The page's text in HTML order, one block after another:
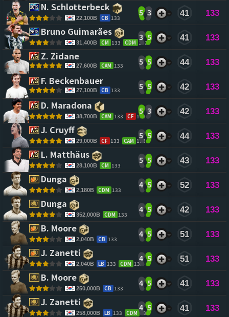
N. Schlotterbeck
22,100B CB 133
5 3 41 133
Bruno Guimarães
31,400B CM 133 CDM 132
3 5 41 133
Z. Zidane
27,600B CAM 133 5 5 44 133
F. Beckenbauer
27,100B CB 133 5 5 42 133
D. Maradona
38,700B CAM 133 CF 133
5 3 42 133
J. Cruyff
29,000B CF 133 CAM 133
5 5 44 133
L. Matthäus
28,100B CM 133
5 5 43 133
Dunga
2,180B CDM 133
4 5 52 133
Dunga
352,000B CDM 133
4 5 42 133
B. Moore
2,040B CB 133
4 5 51 133
J. Zanetti
2,040B LB 133 CDM 133
4 5 51 133
B. Moore
250,000B CB 133
4 5 41 133
J. Zanetti
258,000B LB 133 CDM 133
4 5 41 133